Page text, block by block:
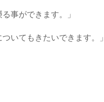
事ができます。」
いてもきたいできます。」